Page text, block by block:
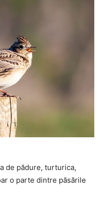
de pădure, turturica,
o parte dintre păsările